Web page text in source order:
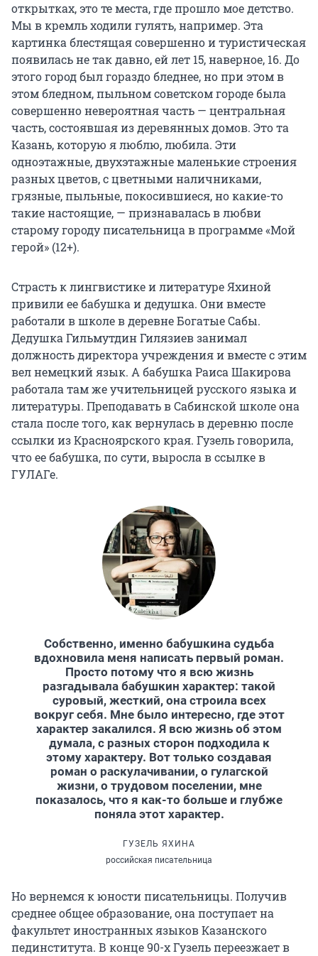
открытках, это те места, где прошло мое детство.
Мы в кремль ходили гулять, например. Эта
картинка блестящая совершенно и туристическая
появилась не так давно, ей лет 15, наверное, 16. До
этого город был гораздо бледнее, но при этом в
этом бледном, пыльном советском городе была
совершенно невероятная часть — центральная
часть, состоявшая из деревянных домов. Это та
Казань, которую я люблю, любила. Эти
одноэтажные, двухэтажные маленькие строения
разных цветов, с цветными наличниками,
грязные, пыльные, покосившиеся, но какие-то
такие настоящие, — признавалась в любви
старому городу писательница в программе «Мой
герой» (12+).
Страсть к лингвистике и литературе Яхиной
привили ее бабушка и дедушка. Они вместе
работали в школе в деревне Богатые Сабы.
Дедушка Гильмутдин Гилязиев занимал
должность директора учреждения и вместе с этим
вел немецкий язык. А бабушка Раиса Шакирова
работала там же учительницей русского языка и
литературы. Преподавать в Сабинской школе она
стала после того, как вернулась в деревню после
ссылки из Красноярского края. Гузель говорила,
что ее бабушка, по сути, выросла в ссылке в
ГУЛАГе.
Собственно, именно бабушкина судьба
вдохновила меня написать первый роман.
Просто потому что я всю жизнь
разгадывала бабушкин характер: такой
суровый, жесткий, она строила всех
вокруг себя. Мне было интересно, где этот
характер закалился. Я всю жизнь об этом
думала, с разных сторон подходила к
этому характеру. Вот только создавая
роман о раскулачивании, о гулагской
жизни, о трудовом поселении, мне
показалось, что я как-то больше и глубже
поняла этот характер.
ГУЗЕЛЬ ЯХИНА
российская писательница
Но вернемся к юности писательницы. Получив
среднее общее образование, она поступает на
факультет иностранных языков Казанского
пединститута. В конце 90-х Гузель переезжает в